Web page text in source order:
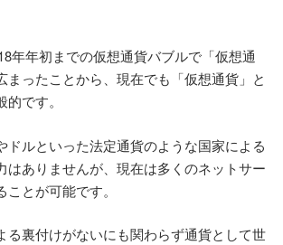
年年初までの仮想通貨バブルで「仮想通
まったことから、現在でも「仮想通貨」と
です。
ドルといった法定通貨のような国家による
はありませんが、現在は多くのネットサー
とが可能です。
る裏付けがないにも関わらず通貨として世